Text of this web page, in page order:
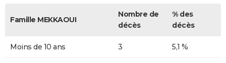
Famille MEKKAOUI
Nombre de
décès
% des
décès
Moins de 10 ans 3 5,1 %